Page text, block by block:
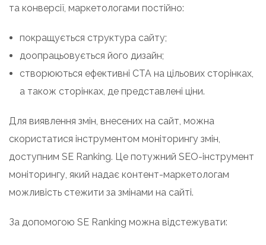
та конверсії, маркетологами постійно:
покращується структура сайту;
доопрацьовується його дизайн;
створюються ефективні CTA на цільових сторінках,
а також сторінках, де представлені ціни.
Для виявлення змін, внесених на сайт, можна
скористатися інструментом моніторингу змін,
доступним SE Ranking. Це потужний SEO-інструмент
моніторингу, який надає контент-маркетологам
можливість стежити за змінами на сайті.
За допомогою SE Ranking можна відстежувати: